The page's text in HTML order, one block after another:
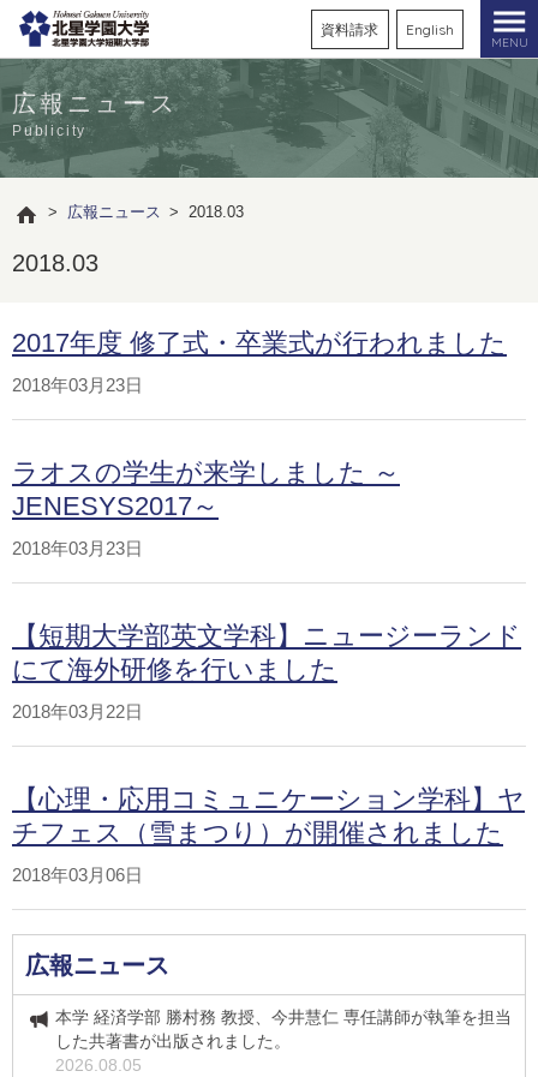
資料請求 English
MENU
広報ニュース
Publicity
> 広報ニュース > 2018.03
2018.03
2017年度 修了式・卒業式が行われました
2018年03月23日
ラオスの学生が来学しました ～
JENESYS2017～
2018年03月23日
【短期大学部英文学科】ニュージーランド
にて海外研修を行いました
2018年03月22日
【心理・応用コミュニケーション学科】ヤ
チフェス（雪まつり）が開催されました
2018年03月06日
広報ニュース
本学 経済学部 勝村務 教授、今井慧仁 専任講師が執筆を担当
した共著書が出版されました。
2026.08.05